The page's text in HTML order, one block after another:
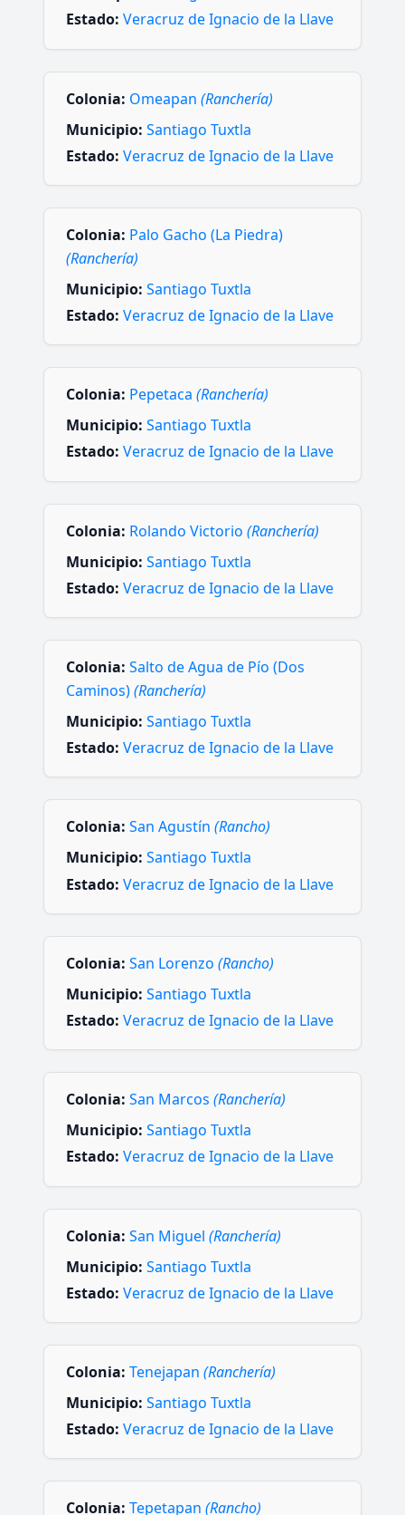
Estado: Veracruz de Ignacio de la Llave
Colonia: Omeapan (Ranchería)
Municipio: Santiago Tuxtla
Estado: Veracruz de Ignacio de la Llave
Colonia: Palo Gacho (La Piedra)
(Ranchería)
Municipio: Santiago Tuxtla
Estado: Veracruz de Ignacio de la Llave
Colonia: Pepetaca (Ranchería)
Municipio: Santiago Tuxtla
Estado: Veracruz de Ignacio de la Llave
Colonia: Rolando Victorio (Ranchería)
Municipio: Santiago Tuxtla
Estado: Veracruz de Ignacio de la Llave
Colonia: Salto de Agua de Pío (Dos
Caminos)(Ranchería)
Municipio: Santiago Tuxtla
Estado: Veracruz de Ignacio de la Llave
Colonia: San Agustín (Rancho)
Municipio: Santiago Tuxtla
Estado: Veracruz de Ignacio de la Llave
Colonia: San Lorenzo (Rancho)
Municipio: Santiago Tuxtla
Estado: Veracruz de Ignacio de la Llave
Colonia: San Marcos (Ranchería)
Municipio: Santiago Tuxtla
Estado: Veracruz de Ignacio de la Llave
Colonia: San Miguel (Ranchería)
Municipio: Santiago Tuxtla
Estado: Veracruz de Ignacio de la Llave
Colonia: Tenejapan (Ranchería)
Municipio: Santiago Tuxtla
Estado: Veracruz de Ignacio de la Llave
Colonia: Tepetapan (Rancho)